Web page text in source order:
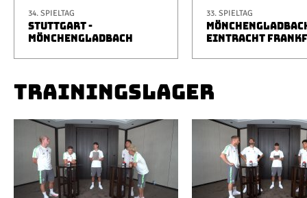
34. SPIELTAG
STUTTGART -
MÖNCHENGLADBACH
33. SPIELTAG
EINTRACHT
TRAININGSLAGER